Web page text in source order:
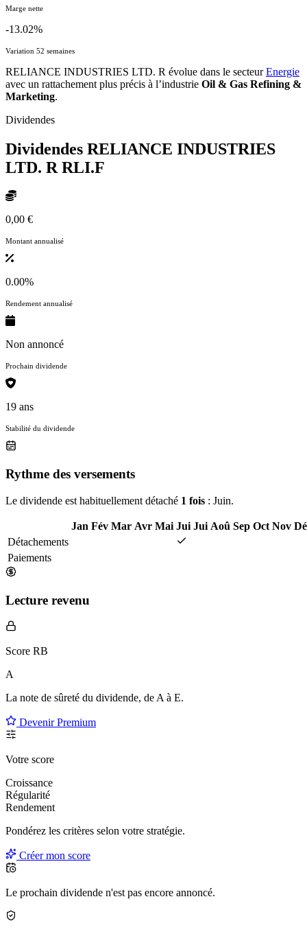
Marge nette
-13.02%
Variation 52 semaines
RELIANCE INDUSTRIES LTD. R évolue dans le secteurEnergie
avec un rattachement plus précis à l’industrie Oil & Gas Refining &
Marketing.
Dividendes
Dividendes RELIANCE INDUSTRIES
LTD. R RLI.F
0,00 €
Montant annualisé
0.00%
Rendement annualisé
Non annoncé
Prochain dividende
19 ans
Stabilité du dividende
Rythme des versements
Le dividende est habituellement détaché 1 fois : Juin.
Jan Fév Mar Avr Mai Jui Jui Aoû Sep Oct Nov
Détachements
Paiements
Lecture revenu
Score RB
A
La note de sûreté du dividende, de A à E.
Devenir Premium
Votre score
Croissance
Régularité
Rendement
Pondérez les critères selon votre stratégie.
Créer mon score
Le prochain dividende n'est pas encore annoncé.